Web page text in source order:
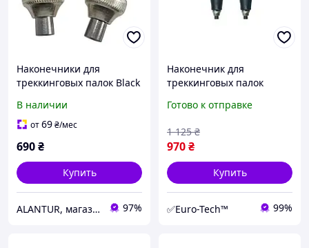
Наконечники для
треккинговых палок Black
Carbide, черные, 2 шт.
В наличии
от69₴/мес
690₴
Купить
ALANTUR, магазин туристичного спорядження та велосипедів 97%
Наконечник для
треккинговых палок
05/15+08/15
Готово к отправке
970₴
1 125 ₴
Купить
✅Euro-Tech™ 99%